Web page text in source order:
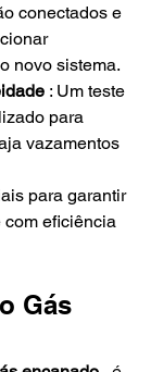
conectados e
novo sistema.
: Um teste
para
vazamentos
para garantir
com eficiência
Gás